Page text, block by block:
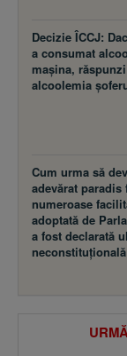
Decizie ÎCCJ:
a consumat
maşina,
alcoolemia
Cum urma să
adevărat
numeroase
adoptată de
a fost declarată
neconstituţională